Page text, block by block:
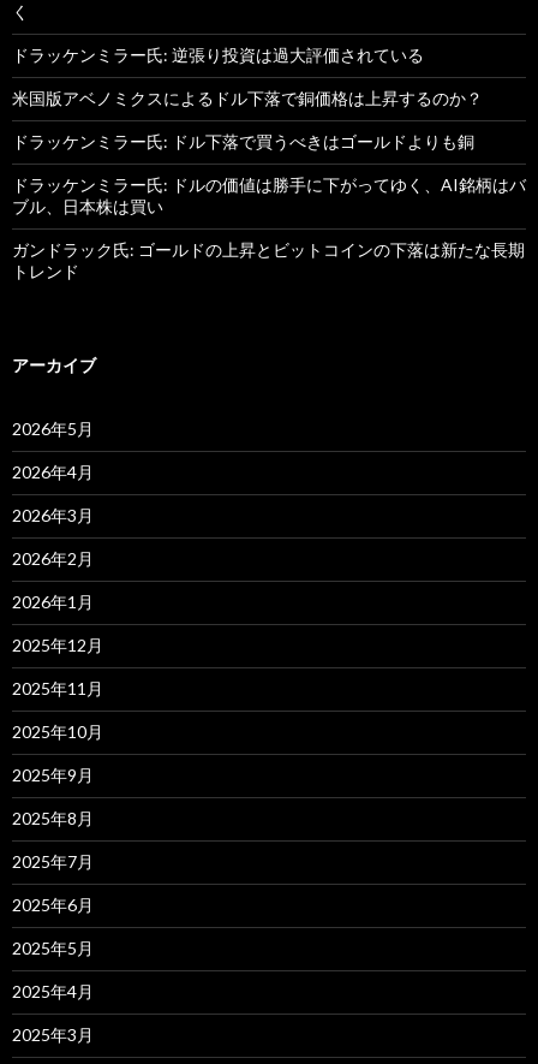
く
ドラッケンミラー氏: 逆張り投資は過大評価されている
米国版アベノミクスによるドル下落で銅価格は上昇するのか？
ドラッケンミラー氏: ドル下落で買うべきはゴールドよりも銅
ドラッケンミラー氏: ドルの価値は勝手に下がってゆく、AI銘柄はバ
ブル、日本株は買い
ガンドラック氏: ゴールドの上昇とビットコインの下落は新たな長期
トレンド
アーカイブ
2026年5月
2026年4月
2026年3月
2026年2月
2026年1月
2025年12月
2025年11月
2025年10月
2025年9月
2025年8月
2025年7月
2025年6月
2025年5月
2025年4月
2025年3月